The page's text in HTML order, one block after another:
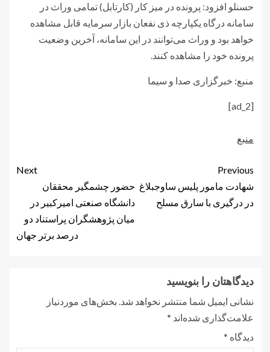
حسنلو افزود: پرونده در میز کار (کارتابل) تمامی وراث در
سامانه درگاه یکپارچه ذی نفعان بازار سرمایه قابل مشاهده
خواهد بود و وراث می‌توانند در این سامانه، آخرین وضعیت
پرونده خود را مشاهده کنند.
منبع: خبرگزاری صدا و سیما
[ad_2]
منبع
Previous
شهادت مامور پلیس ساوجبلاغ
در درگیری با سارق مسلح
Next
حضور چشمگیر محققان
دانشگاه صنعتی امیرکبیر در
میان پژوهشگران پراستناد دو
درصد برتر جهان
دیدگاهتان را بنویسید
نشانی ایمیل شما منتشر نخواهد شد. بخش‌های موردنیاز
علامت‌گذاری شده‌اند *
دیدگاه *